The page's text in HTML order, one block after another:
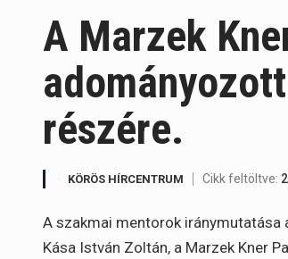
A Marzek
részére.
KÖRÖS HÍRCENTRUM Cikk feltöltve:
A szakmai mentorok
Kása István Zoltán, a Marzek Kner